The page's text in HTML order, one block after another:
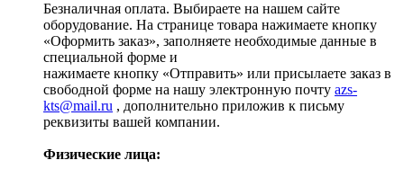
Безналичная оплата. Выбираете на нашем сайте
оборудование. На странице товара нажимаете кнопку
«Оформить заказ», заполняете необходимые данные в
специальной форме и
нажимаете кнопку «Отправить» или присылаете заказ в
свободной форме на нашу электронную почту azs-
kts@mail.ru , дополнительно приложив к письму
реквизиты вашей компании.
Физические лица: